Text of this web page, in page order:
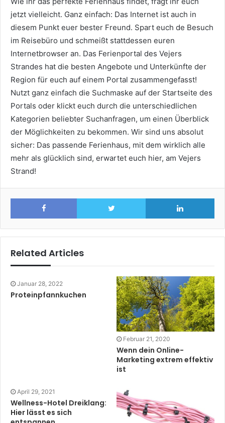
jetzt vielleicht. Ganz einfach: Das Internet ist auch in
diesem Punkt euer bester Freund. Spart euch de Besuch
im Reisebüro und schmeißt stattdessen euren
Internetbrowser an. Das Ferienportal des Vejers
Strandes hat die besten Angebote und Unterkünfte der
Region für euch auf einem Portal zusammengefasst!
Nutzt ganz einfach die Suchmaske auf der Startseite des
Portals oder klickt euch durch die unterschiedlichen
Kategorien beliebter Suchanfragen, um einen Überblick
der Möglichkeiten zu bekommen. Wir sind uns absolut
sicher: Das passende Ferienhaus, mit dem wirklich alle
mehr als glücklich sind, erwartet euch hier, am Vejers
Strand!
Facebook Twitter
Related Articles
Januar 28, 2022
Proteinpfannkuchen
Februar 21, 2020
Wenn dein Online-
Marketing extrem effektiv
ist
April 29, 2021
Wellness-Hotel Dreiklang:
Hier lässt es sich